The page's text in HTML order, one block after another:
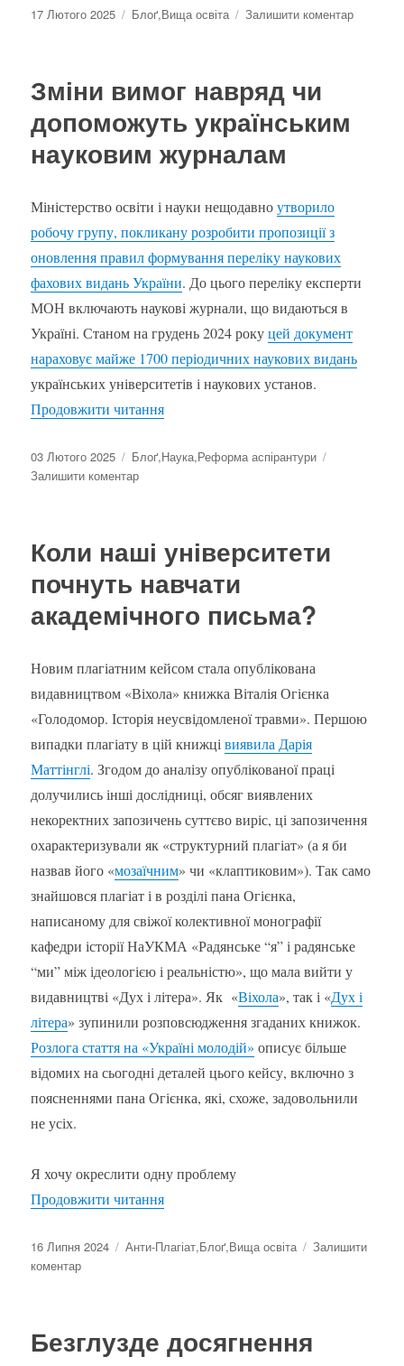
Оприлюднено
17 Лютого 2025 Категорії
Блоґ,Вища освіта Залишити коментардо
Зміни вимог навряд чи
допоможуть українським
науковим журналам
Міністерство освіти і науки нещодавноутворило
робочу групу, покликану розробити пропозиції з
оновлення правил формування переліку наукових
фахових видань України. До цього переліку експерти
МОН включають наукові журнали, що видаються в
Україні. Станом на грудень 2024 рокуцей документ
нараховує майже 1700 періодичних наукових видань
українських університетів і наукових установ.
Продовжити читання“Зміни вимог навряд чи допоможуть
Оприлюднено
03 Лютого 2025 Категорії
Блоґ,Наука,Реформа аспірантури
Залишити коментардо
чи
допоможуть
українським
науковим
журналам
Коли наші університети
почнуть навчати
академічного письма?
Новим плагіатним кейсом стала опублікована
видавництвом «Віхола» книжка Віталія Огієнка
«Голодомор. Історія неусвідомленої травми». Першою
випадки плагіату в цій книжцівиявила Дарія
Маттінглі. Згодом до аналізу опублікованої праці
долучились інші дослідниці, обсяг виявлених
некоректних запозичень суттєво виріс, ці запозичення
охарактеризували як «структурний плагіат» (а я би
назвав його «мозаїчним» чи «клаптиковим»). Так само
знайшовся плагіат і в розділі пана Огієнка,
написаному для свіжої колективної монографії
кафедри історії НаУКМА «Радянське “я” і радянське
“ми” між ідеологією і реальністю», що мала вийти у
видавництві «Дух і літера». Як «Віхола», так і «Дух і
літера» зупинили розповсюдження згаданих книжок.
Розлога стаття на «Україні молодій» описує більше
відомих на сьогодні деталей цього кейсу, включно з
поясненнями пана Огієнка, які, схоже, задовольнили
не усіх.
Я хочу окреслити одну проблему
Продовжити читання“Коли наші університети почнуть
Оприлюднено
16 Липня 2024 Категорії
Анти-Плагіат,Блоґ,Вища освіта
Залишити
коментардо
почнуть
навчати
Безглузде досягнення